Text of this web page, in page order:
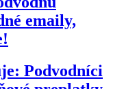
emaily,
Podvodníci